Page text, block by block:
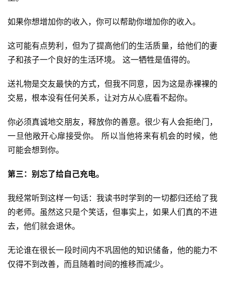
手
兼
职
在
家
职
兼
网
V
I
课
程
如果你想增加你的收入，你可以帮助你增加你的收入。
这可能有点势利，但为了提高他们的生活质量，给他们的妻
子和孩子一个良好的生活环境。 这一牺牲是值得的。
送礼物是交友最快的方式，但我不同意，因为这是赤裸裸的
交易，根本没有任何关系，让对方从心底看不起你。
你必须真诚地交朋友，释放你的善意。很少有人会拒绝门，
一旦他敞开心扉接受你。 所以当他将来有机会的时候，他
可能会想到你。
第三：别忘了给自己充电。
我经常听到这样一句话：我读书时学到的一切都归还给了我
的老师。虽然这只是个笑话，但事实上，如果人们真的不进
去，他们就会退休。
无论谁在很长一段时间内不巩固他的知识储备，他的能力不
仅得不到改善，而且随着时间的推移而减少。